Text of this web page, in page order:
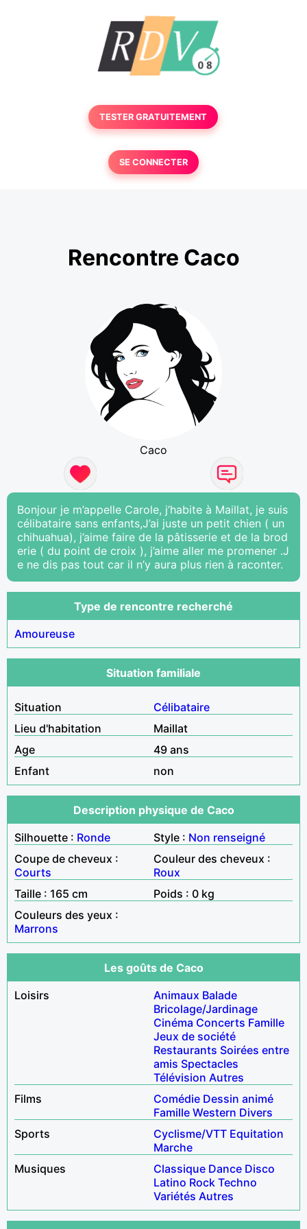
TESTER GRATUITEMENT
SE CONNECTER
Rencontre Caco
Caco
Bonjour je m’appelle Carole, j’habite à Maillat, je suis
célibataire sans enfants,J’ai juste un petit chien ( un
chihuahua), j’aime faire de la pâtisserie et de la brod
erie ( du point de croix ), j’aime aller me promener .J
e ne dis pas tout car il n’y aura plus rien à raconter.
Type de rencontre recherché
Amoureuse
Situation familiale
Situation
Célibataire
Lieu d'habitation
Maillat
Age
49 ans
Enfant
non
Description physique de Caco
Silhouette : Ronde Style : Non renseigné
Coupe de cheveux :
Courts
Couleur des cheveux :
Roux
Taille : 165 cm
Poids : 0 kg
Couleurs des yeux :
Marrons
Les goûts de Caco
Loisirs
Animaux Balade
Bricolage/Jardinage
Cinéma Concerts Famille
Jeux de société
Restaurants Soirées entre
amis Spectacles
Télévision Autres
Films
Comédie Dessin animé
Famille Western Divers
Sports
Cyclisme/VTT Equitation
Marche
Musiques
Classique Dance Disco
Latino Rock Techno
Variétés Autres